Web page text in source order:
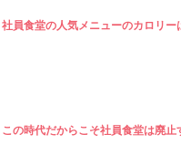
社員食堂の人気メニューのカロリー
この時代だからこそ社員食堂は廃止